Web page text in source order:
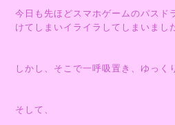
今日も先ほどスマホゲームのパスド
けてしまいイライラしてしまいまし
しかし、そこで一呼吸置き、ゆっく
そして、